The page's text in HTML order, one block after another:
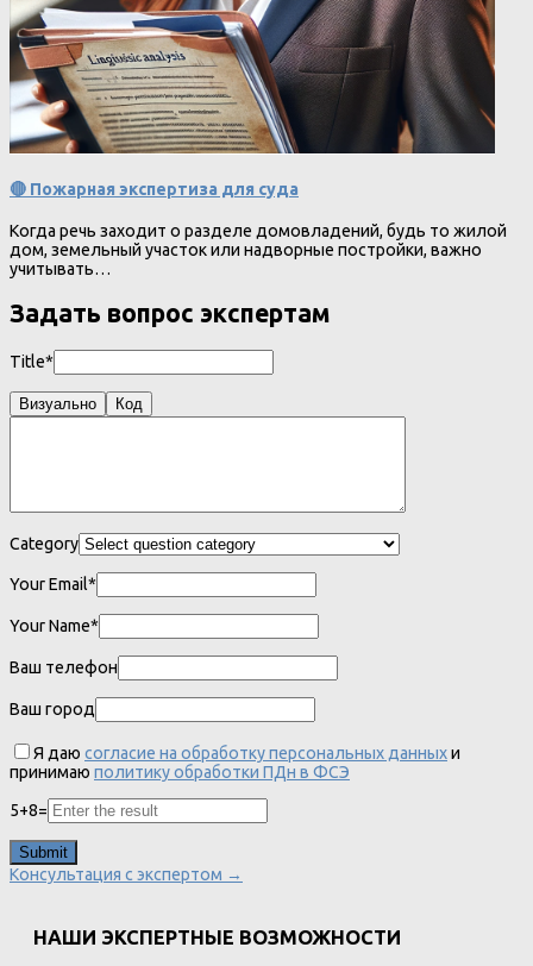
🔴 Пожарная экспертиза для суда
Когда речь заходит о разделе домовладений, будь то жилой
дом, земельный участок или надворные постройки, важно
учитывать…
Задать вопрос экспертам
Title*
Визуально Код
Category
Your Email*
Your Name*
Ваш телефон
Ваш город
Я даю согласие на обработку персональных данныхи
принимаю политику обработки ПДн в ФСЭ
5+8=
Консультация с экспертом →
НАШИ ЭКСПЕРТНЫЕ ВОЗМОЖНОСТИ